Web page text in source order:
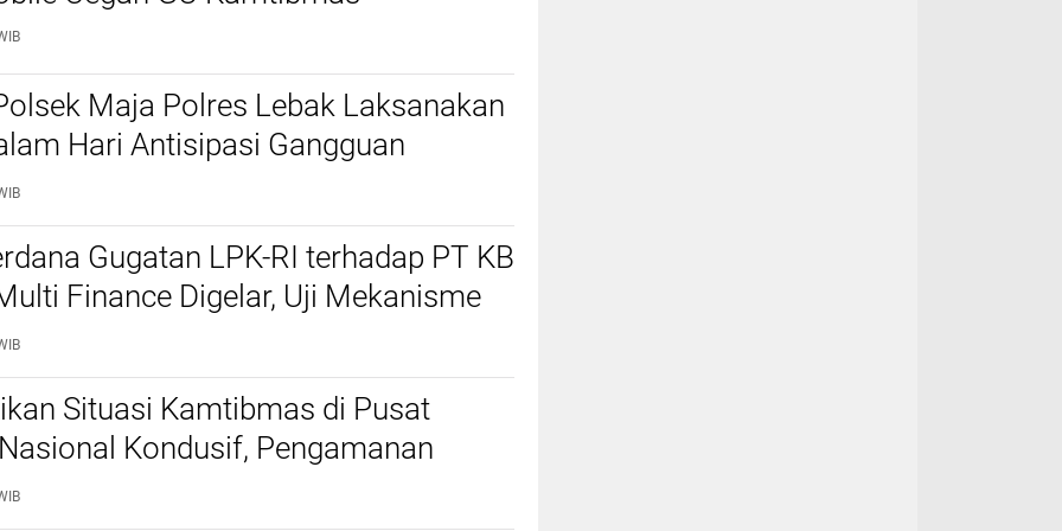
Maja Polres Lebak Laksanakan
Hari Antisipasi Gangguan
Gugatan LPK-RI terhadap PT KB
Finance Digelar, Uji Mekanisme
Jadi Sorotan
Situasi Kamtibmas di Pusat
Kondusif, Pengamanan
Diperketat